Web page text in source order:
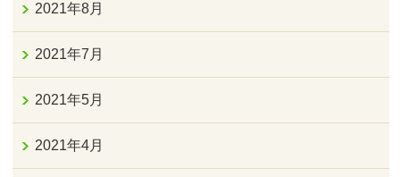
2021年8月
2021年7月
2021年5月
2021年4月